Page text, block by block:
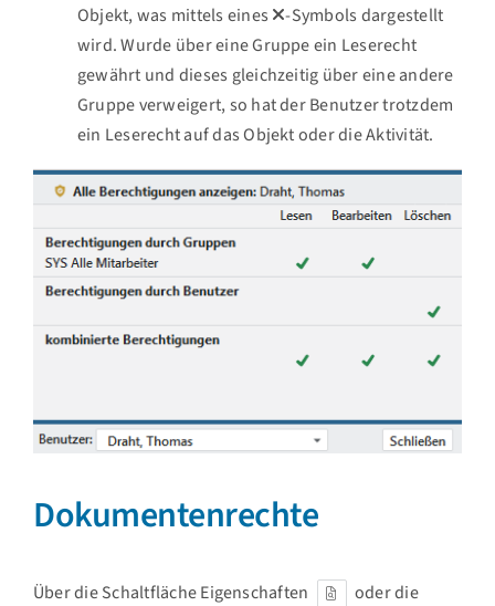
Objekt, was mittels eines
-Symbols dargestellt
wird. Wurde über eine Gruppe ein Leserecht
gewährt und dieses gleichzeitig über eine andere
Gruppe verweigert, so hat der Benutzer trotzdem
ein Leserecht auf das Objekt oder die Aktivität.
Dokumentenrechte
Über die Schaltfläche Eigenschaften
oder die